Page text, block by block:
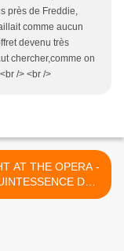
près de Freddie,
comme aucun
devenu très
chercher,comme on
/> <br />
AT THE OPERA -
DU
GROUPE QUEEN. >